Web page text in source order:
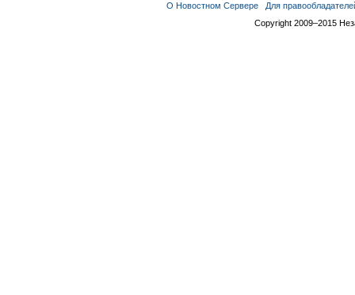
О Новостном Сервере
Для
Copyright 2009–2015